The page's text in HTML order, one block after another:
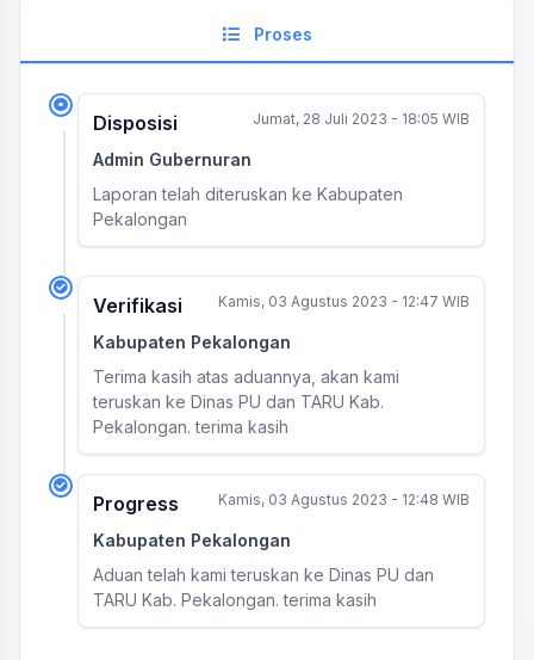
Proses
Disposisi Jumat, 28 Juli 2023 - 18:05 WIB
Admin Gubernuran
Laporan telah diteruskan ke Kabupaten
Pekalongan
Verifikasi Kamis, 03 Agustus 2023 - 12:47 WIB
Kabupaten Pekalongan
Terima kasih atas aduannya, akan kami
teruskan ke Dinas PU dan TARU Kab.
Pekalongan. terima kasih
Progress Kamis, 03 Agustus 2023 - 12:48 WIB
Kabupaten Pekalongan
Aduan telah kami teruskan ke Dinas PU dan
TARU Kab. Pekalongan. terima kasih